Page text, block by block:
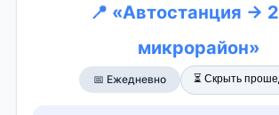
📍 «Автостанция →
микрорайон»
📅 Ежедневно ⏳ Скрыть